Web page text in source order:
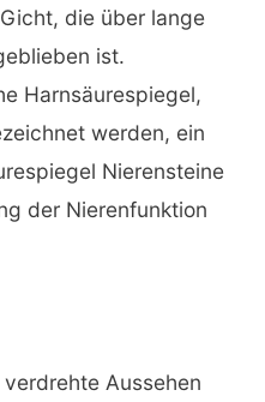
die über lange
ist.
Harnsäurespiegel,
werden, ein
Nierensteine
der Nierenfunktion
Aussehen